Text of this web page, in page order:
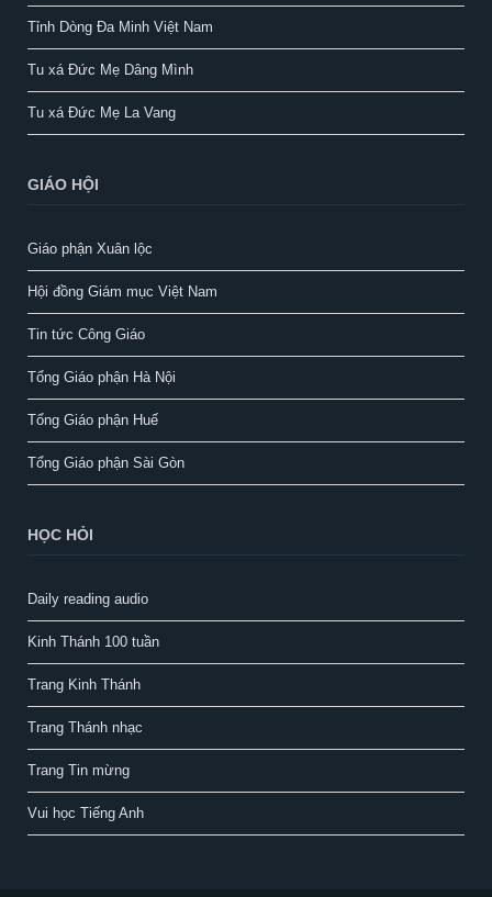
Tỉnh Dòng Đa Minh Việt Nam
Tu xá Đức Mẹ Dâng Mình
Tu xá Đức Mẹ La Vang
GIÁO HỘI
Giáo phận Xuân lộc
Hội đồng Giám mục Việt Nam
Tin tức Công Giáo
Tổng Giáo phận Hà Nội
Tổng Giáo phận Huế
Tổng Giáo phận Sài Gòn
HỌC HỎI
Daily reading audio
Kinh Thánh 100 tuần
Trang Kinh Thánh
Trang Thánh nhạc
Trang Tin mừng
Vui học Tiếng Anh